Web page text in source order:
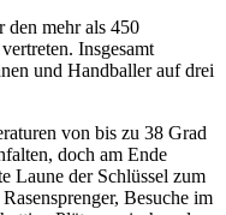
den mehr als 450
Insgesamt
und Handballer auf drei
von bis zu 38 Grad
doch am Ende
Laune der Schlüssel zum
Besuche im